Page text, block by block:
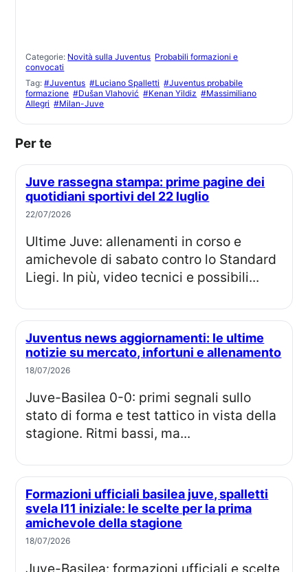
Categorie: Novità sulla Juventus Probabili formazioni e
convocati
Tag:#Juventus #Luciano Spalletti #Juventus probabile
formazione #Dušan Vlahović #Kenan Yildiz #Massimiliano
Allegri #Milan-Juve
Per te
Juve rassegna stampa: prime pagine dei
quotidiani sportivi del 22 luglio
22/07/2026
Ultime Juve: allenamenti in corso e
amichevole di sabato contro lo Standard
Liegi. In più, video tecnici e possibili...
Juventus news aggiornamenti: le ultime
notizie su mercato, infortuni e allenamento
18/07/2026
Juve-Basilea 0-0: primi segnali sullo
stato di forma e test tattico in vista della
stagione. Ritmi bassi, ma...
Formazioni ufficiali basilea juve, spalletti
svela l11 iniziale: le scelte per la prima
amichevole della stagione
18/07/2026
Juve-Basilea: formazioni ufficiali e scelte